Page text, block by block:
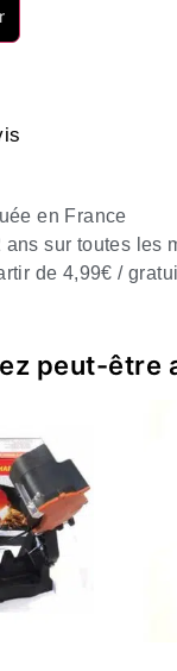
en France
ans sur toutes les
de 4,99€ /
peut-être